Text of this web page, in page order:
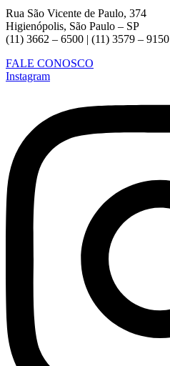
Rua São Vicente de Paulo, 374
Higienópolis, São Paulo – SP
(11) 3662 – 6500 | (11) 3579 – 9150
FALE CONOSCO
Instagram